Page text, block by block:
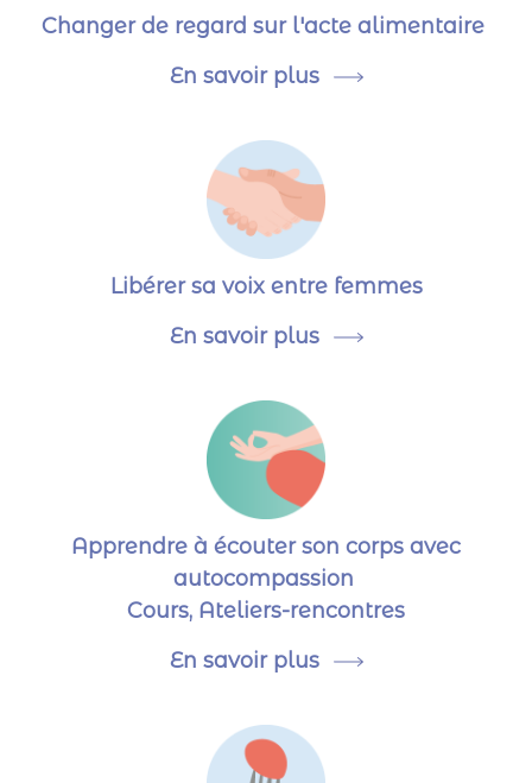
Changer de regard sur l'acte alimentaire
En savoir plus
Libérer sa voix entre femmes
En savoir plus
Apprendre à écouter son corps avec
autocompassion
Cours, Ateliers-rencontres
En savoir plus